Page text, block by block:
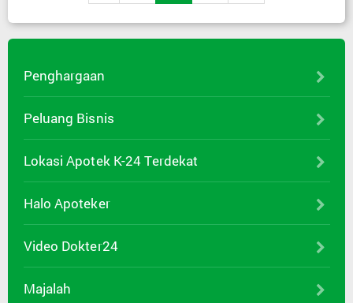
Penghargaan
Peluang Bisnis
Lokasi Apotek K-24 Terdekat
Halo Apoteker
Video Dokter24
Majalah